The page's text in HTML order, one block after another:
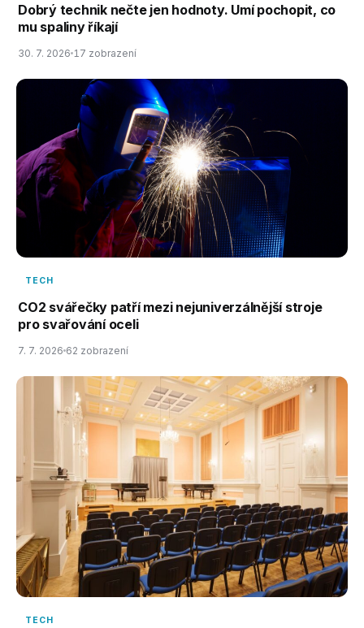
Dobrý technik nečte jen hodnoty. Umí pochopit, co
mu spaliny říkají
30. 7. 2026 17 zobrazení
TECH
CO2 svářečky patří mezi nejuniverzálnější stroje
pro svařování oceli
7. 7. 2026 62 zobrazení
TECH